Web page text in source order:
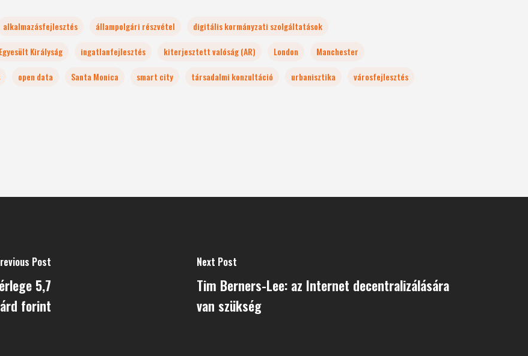
alkalmazásfejlesztés állampolgári részvétel
digitális kormányzati szolgáltatások
Egyesült Királyság ingatlanfejlesztés kiterjesztett valóság (AR) London
Manchester
open data Santa Monica smart city társadalmi konzultáció urbanisztika városfejlesztés
Post
5,7
forint
Next Post
Tim Berners-Lee: az Internet decentra­lizálására
van szükség